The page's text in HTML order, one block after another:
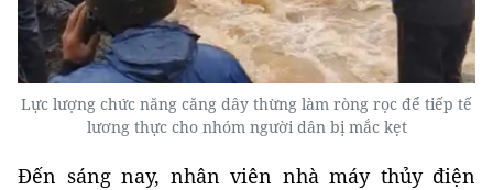
Lực lượng chức năng căng dây thừng làm ròng rọc để tiếp tế
lương thực cho nhóm người dân bị mắc kẹt
Đến sáng nay, nhân viên nhà máy thủy điện